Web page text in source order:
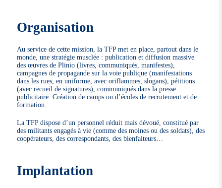
Organisation
Au service de cette mission, la TFP met en place, partout dans le
monde, une stratégie musclée : publication et diffusion massive
des œuvres de Plinio (livres, communiqués, manifestes),
campagnes de propagande sur la voie publique (manifestations
dans les rues, en uniforme, avec oriflammes, slogans), pétitions
(avec recueil de signatures), communiqués dans la presse
publicitaire. Création de camps ou d’écoles de recrutement et de
formation.
La TFP dispose d’un personnel réduit mais dévoué, constitué par
des militants engagés à vie (comme des moines ou des soldats), des
coopérateurs, des correspondants, des bienfaiteurs…
Implantation